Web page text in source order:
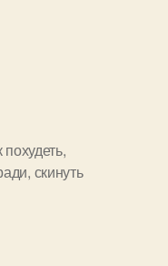
похудеть,
, скинуть